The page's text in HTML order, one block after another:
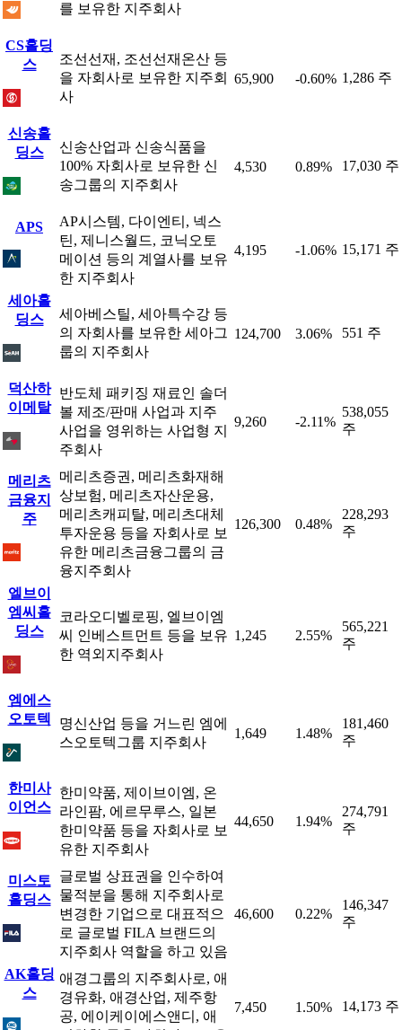
를 보유한 지주회사
CS홀딩
스
조선선재, 조선선재온산 등
을 자회사로 보유한 지주회
사
65,900 -0.60% 1,286 주
신송홀
딩스
신송산업과 신송식품을
100% 자회사로 보유한 신
송그룹의 지주회사
4,530 0.89% 17,030 주
APS
AP시스템, 다이엔티, 넥스
틴, 제니스월드, 코닉오토
메이션 등의 계열사를 보유
한 지주회사
4,195 -1.06% 15,171 주
세아홀
딩스
세아베스틸, 세아특수강 등
의 자회사를 보유한 세아그
룹의 지주회사
124,700 3.06% 551 주
덕산하
이메탈
반도체 패키징 재료인 솔더
볼 제조/판매 사업과 지주
사업을 영위하는 사업형 지
주회사
9,260 -2.11%
538,055
주
메리츠
금융지
주
메리츠증권, 메리츠화재해
상보험, 메리츠자산운용,
메리츠캐피탈, 메리츠대체
투자운용 등을 자회사로 보
유한 메리츠금융그룹의 금
융지주회사
126,300 0.48%
228,293
주
엘브이
엠씨홀
딩스
코라오디벨로핑, 엘브이엠
씨 인베스트먼트 등을 보유
한 역외지주회사
1,245 2.55%
565,221
주
엠에스
오토텍
명신산업 등을 거느린 엠에
스오토텍그룹 지주회사
1,649 1.48%
181,460
주
한미사
이언스
한미약품, 제이브이엠, 온
라인팜, 에르무루스, 일본
한미약품 등을 자회사로 보
유한 지주회사
44,650 1.94%
274,791
주
미스토
홀딩스
글로벌 상표권을 인수하여
물적분을 통해 지주회사로
변경한 기업으로 대표적으
로 글로벌 FILA 브랜드의
지주회사 역할을 하고 있음
46,600 0.22%
146,347
주
AK홀딩
스
애경그룹의 지주회사로, 애
경유화, 애경산업, 제주항
공, 에이케이에스앤디, 애
7,450 1.50% 14,173 주